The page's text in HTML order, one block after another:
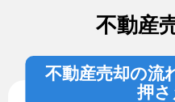
不動産
不動産売却の流
押さ